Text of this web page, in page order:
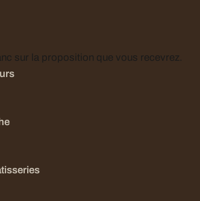
option retenue figure noir sur blanc sur la proposition que vous recevrez.